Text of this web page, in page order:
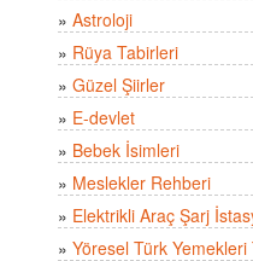
» Astroloji
» Rüya Tabirleri
» Güzel Şiirler
» E-devlet
» Bebek İsimleri
» Meslekler Rehberi
» Elektrikli Araç Şarj
» Yöresel Türk Yemekleri